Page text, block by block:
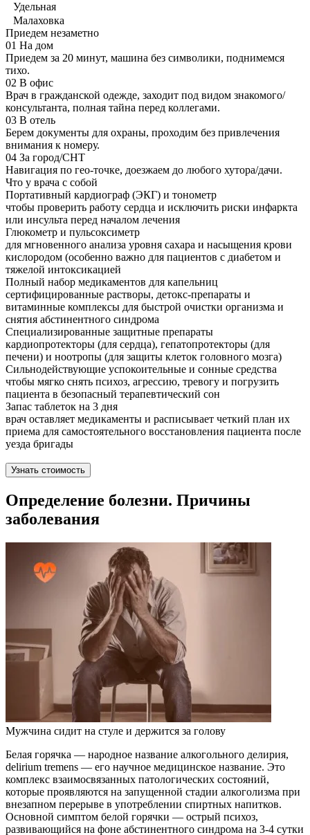
Удельная
Малаховка
Приедем незаметно
01 На дом
Приедем за 20 минут, машина без символики, поднимемся
тихо.
02 В офис
Врач в гражданской одежде, заходит под видом знакомого/
консультанта, полная тайна перед коллегами.
03 В отель
Берем документы для охраны, проходим без привлечения
внимания к номеру.
04 За город/СНТ
Навигация по гео-точке, доезжаем до любого хутора/дачи.
Что у врача с собой
Портативный кардиограф (ЭКГ) и тонометр
чтобы проверить работу сердца и исключить риски инфаркта
или инсульта перед началом лечения
Глюкометр и пульсоксиметр
для мгновенного анализа уровня сахара и насыщения крови
кислородом (особенно важно для пациентов с диабетом и
тяжелой интоксикацией
Полный набор медикаментов для капельниц
сертифицированные растворы, детокс-препараты и
витаминные комплексы для быстрой очистки организма и
снятия абстинентного синдрома
Специализированные защитные препараты
кардиопротекторы (для сердца), гепатопротекторы (для
печени) и ноотропы (для защиты клеток головного мозга)
Сильнодействующие успокоительные и сонные средства
чтобы мягко снять психоз, агрессию, тревогу и погрузить
пациента в безопасный терапевтический сон
Запас таблеток на 3 дня
врач оставляет медикаменты и расписывает четкий план их
приема для самостоятельного восстановления пациента после
уезда бригады
Узнать стоимость
Определение болезни. Причины
заболевания
Мужчина сидит на стуле и держится за голову
Белая горячка — народное название алкогольного делирия,
delirium tremens — его научное медицинское название. Это
комплекс взаимосвязанных патологических состояний,
которые проявляются на запущенной стадии алкоголизма при
внезапном перерыве в употреблении спиртных напитков.
Основной симптом белой горячки — острый психоз,
развивающийся на фоне абстинентного синдрома на 3-4 сутки